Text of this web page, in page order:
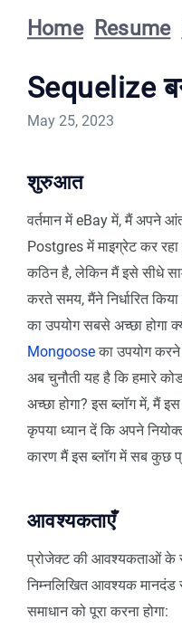
Home Resume
Sequelize
May 25, 2023
शुरुआत
वर्तमान में eBay में, मैं अपने
Postgres में माइग्रेट कर
कठिन है, लेकिन मैं इसे सीधे
करते समय, मैंने निर्धारित
का उपयोग सबसे अच्छा होगा
Mongooseका उपयोग
अब चुनौती यह है कि हमारे
अच्छा होगा? इस ब्लॉग में, मैं
कृपया ध्यान दें कि अपने
कारण मैं इस ब्लॉग में सब कुछ
आवश्यकताएँ
प्रोजेक्ट की आवश्यकताओं के
निम्नलिखित आवश्यक मानदंड
समाधान को पूरा करना होगा: